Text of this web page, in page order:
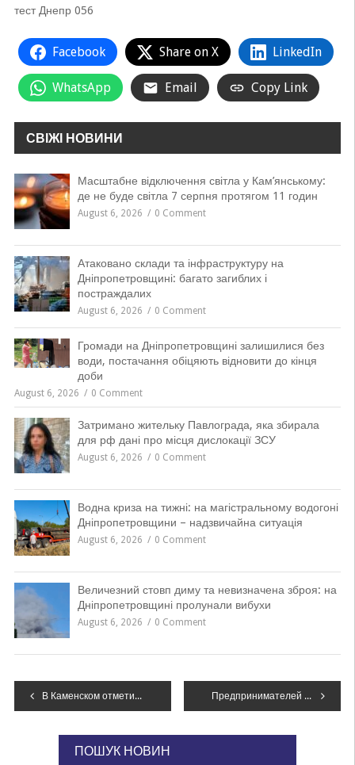
тест Днепр 056
Facebook Share on X LinkedIn
WhatsApp Email Copy Link
СВІЖІ НОВИНИ
Масштабне відключення світла у Кам’янському:
де не буде світла 7 серпня протягом 11 годин
August 6, 2026 0 Comment
Атаковано склади та інфраструктуру на
Дніпропетровщині: багато загиблих і
постраждалих
August 6, 2026 0 Comment
Громади на Дніпропетровщині залишилися без
води, постачання обіцяють відновити до кінця
доби
August 6, 2026 0 Comment
Затримано жительку Павлограда, яка збирала
для рф дані про місця дислокації ЗСУ
August 6, 2026 0 Comment
Водна криза на тижні: на магістральному водогоні
Дніпропетровщини – надзвичайна ситуація
August 6, 2026 0 Comment
Величезний стовп диму та невизначена зброя: на
Дніпропетровщині пролунали вибухи
August 6, 2026 0 Comment
Навігація
В Каменском отметили День Соборности Украины Предпринимателей Днепропетровщины приглашают на встречу с Послом Украины в КНР
ПОШУК НОВИН